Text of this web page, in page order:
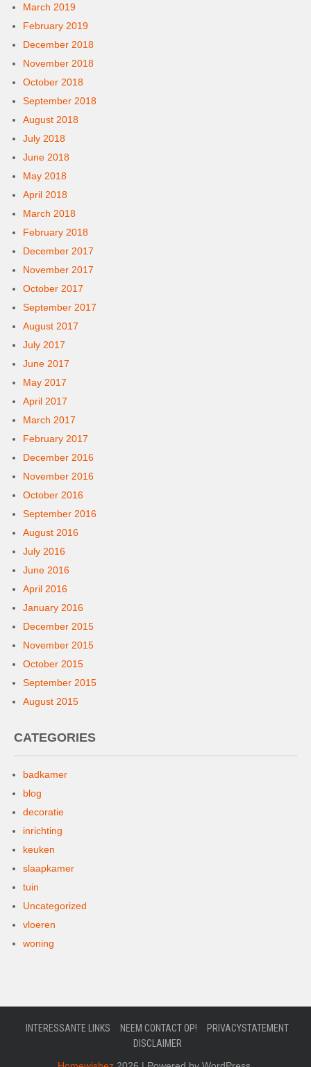
March 2019
February 2019
December 2018
November 2018
October 2018
September 2018
August 2018
July 2018
June 2018
May 2018
April 2018
March 2018
February 2018
December 2017
November 2017
October 2017
September 2017
August 2017
July 2017
June 2017
May 2017
April 2017
March 2017
February 2017
December 2016
November 2016
October 2016
September 2016
August 2016
July 2016
June 2016
April 2016
January 2016
December 2015
November 2015
October 2015
September 2015
August 2015
CATEGORIES
badkamer
blog
decoratie
inrichting
keuken
slaapkamer
tuin
Uncategorized
vloeren
woning
INTERESSANTE LINKS NEEM CONTACT OP!
PRIVACYSTATEMENT
DISCLAIMER